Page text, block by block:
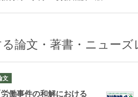
る論文・著書・ニュー
文
労働事件の和解における